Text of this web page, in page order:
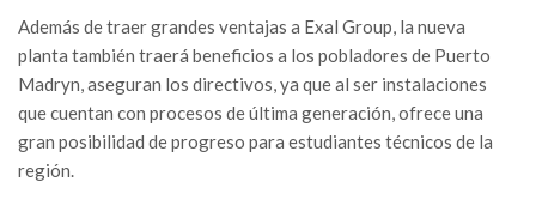
Además de traer grandes ventajas a Exal Group, la nueva
planta también traerá beneficios a los pobladores de Puerto
Madryn, aseguran los directivos, ya que al ser instalaciones
que cuentan con procesos de última generación, ofrece una
gran posibilidad de progreso para estudiantes técnicos de la
región.